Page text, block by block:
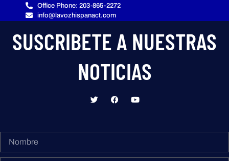
Office Phone: 203-865-2272
info@lavozhispanact.com
SUSCRIBETE A NUESTRAS
NOTICIAS